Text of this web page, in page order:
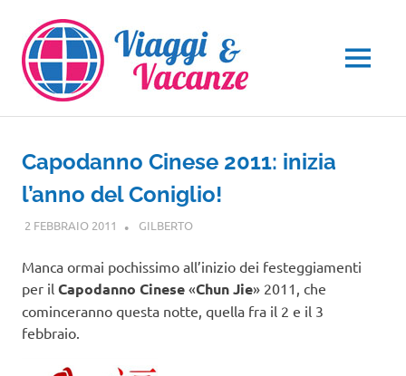
contenuto
MENU
Capodanno Cinese 2011: inizia
l’anno del Coniglio!
2 FEBBRAIO 2011 GILBERTONOTIZIE VIAGGI
Manca ormai pochissimo all’inizio dei festeggiamenti
per il Capodanno Cinese «Chun Jie» 2011, che
cominceranno questa notte, quella fra il 2 e il 3
febbraio.